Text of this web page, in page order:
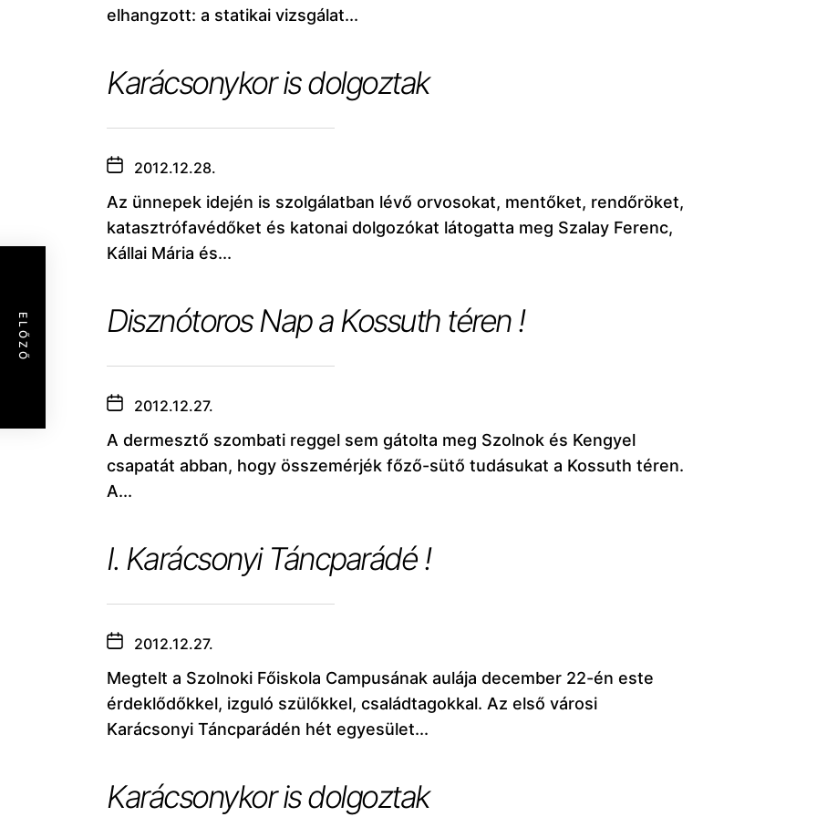
ELŐZŐ
elhangzott: a statikai vizsgálat...
Karácsonykor is dolgoztak
2012.12.28.
Az ünnepek idején is szolgálatban lévő orvosokat, mentőket, rendőröket,
katasztrófavédőket és katonai dolgozókat látogatta meg Szalay Ferenc,
Kállai Mária és...
Disznótoros Nap a Kossuth téren !
2012.12.27.
A dermesztő szombati reggel sem gátolta meg Szolnok és Kengyel
csapatát abban, hogy összemérjék főző-sütő tudásukat a Kossuth téren.
A...
I. Karácsonyi Táncparádé !
2012.12.27.
Megtelt a Szolnoki Főiskola Campusának aulája december 22-én este
érdeklődőkkel, izguló szülőkkel, családtagokkal. Az első városi
Karácsonyi Táncparádén hét egyesület...
Karácsonykor is dolgoztak